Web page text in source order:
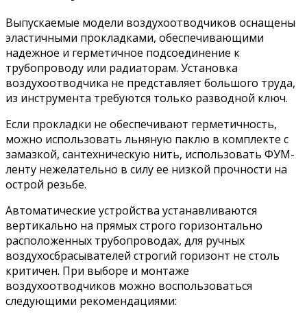
Выпускаемые модели воздухоотводчиков оснащены
эластичными прокладками, обеспечивающими
надежное и герметичное подсоединение к
трубопроводу или радиаторам. Установка
воздухоотводчика не представляет большого труда,
из инструмента требуются только разводной ключ.
Если прокладки не обеспечивают герметичность,
можно использовать льняную паклю в комплекте с
замазкой, сантехническую нить, использовать ФУМ-
ленту нежелательно в силу ее низкой прочности на
острой резьбе.
Автоматические устройства устанавливаются
вертикально на прямых строго горизонтально
расположенных трубопроводах, для ручных
воздухосбрасывателей строгий горизонт не столь
критичен. При выборе и монтаже
воздухоотводчиков можно воспользоваться
следующими рекомендациями: